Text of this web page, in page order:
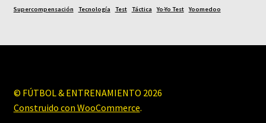
Supercompensación
Tecnología Test Táctica Yo-Yo Test Yoomedoo
© FÚTBOL & ENTRENAMIENTO 2026
Construido con WooCommerce.